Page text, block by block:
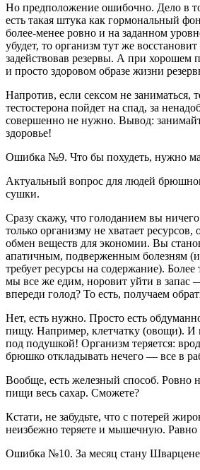
Но предположение ошибочно. Дело в
есть такая штука как гормональный
более-менее ровно и на заданном
убудет, то организм тут же
задействовав резервы. А при хорошем
и просто здоровом образе жизни
Напротив, если сексом не заниматься,
тестостерона пойдет на спад, за
совершенно не нужно. Вывод:
здоровье!
Ошибка №9. Что бы похудеть, нужно
Актуальный вопрос для людей
сушки.
Сразу скажу, что голоданием вы
только организму не хватает ресурсов,
обмен веществ для экономии. Вы
апатичным, подверженным болезням
требует ресурсы на содержание).
мы все же едим, норовит уйти в
впереди голод? То есть, получаем
Нет, есть нужно. Просто есть
пищу. Например, клетчатку (овощи). И
под подушкой! Организм теряется:
брюшко откладывать нечего — все в
Вообще, есть железный способ. Ровно
пищи весь сахар. Сможете?
Кстати, не забудьте, что с потерей
неизбежно теряете и мышечную. Равно
Ошибка №10. За месяц стану